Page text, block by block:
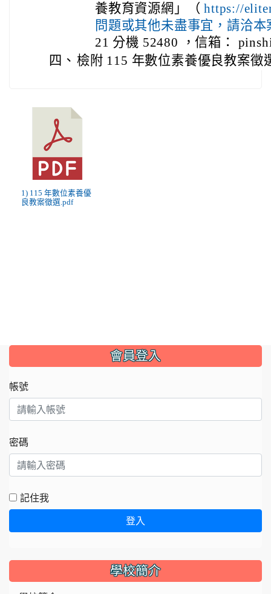
養教育資源網」（https://
問題或其他未盡事宜，請洽
21 分機 52480 ，信箱：
四、 檢附 115 年數位素養優良教案徵
1) 115 年數位素養優
良教案徵選.pdf
::: 會員登入
帳號
密碼
記住我
登入
學校簡介